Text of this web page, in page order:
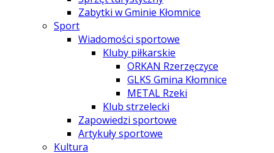
Zabytki w Gminie Kłomnice
Sport
Wiadomości sportowe
Kluby piłkarskie
ORKAN Rzerzęczyce
GLKS Gmina Kłomnice
METAL Rzeki
Klub strzelecki
Zapowiedzi sportowe
Artykuły sportowe
Kultura